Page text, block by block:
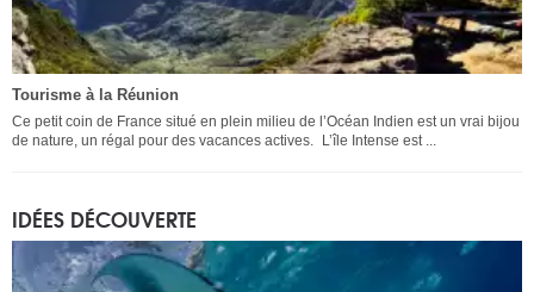
Tourisme à la Réunion
Ce petit coin de France situé en plein milieu de l’Océan Indien est un vrai bijou
de nature, un régal pour des vacances actives. L’île Intense est ...
IDÉES DÉCOUVERTE